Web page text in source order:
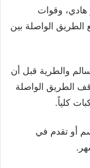
هادي، وقوات
الطريق الواصلة بين
والطرية قبل أن
الطريق الواصلة
كلياً.
أو تقدم في